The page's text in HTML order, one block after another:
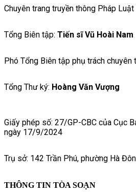
Chuyên trang truyền thông Pháp
Tổng Biên tập: Tiến sĩ Vũ Hoài Nam
Phó Tổng Biên tập phụ trách chuyên
Tổng Thư ký: Hoàng Văn Vượng
Giấy phép số: 27/GP-CBC của Cục
ngày 17/9/2024
Trụ sở: 142 Trần Phú, phường Hà
THÔNG TIN TÒA SOẠN